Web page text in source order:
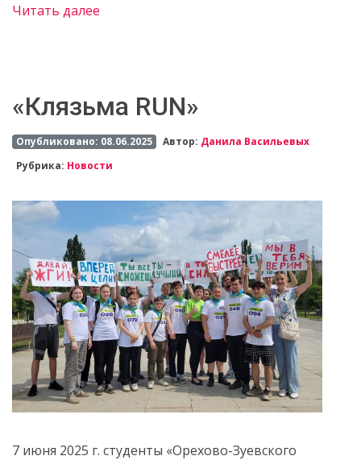
Читать далее
«Клязьма RUN»
Опубликовано: 08.06.2025 Автор: Данила Васильевых
Рубрика: Новости
7 июня 2025 г. студенты «Орехово-Зуевского